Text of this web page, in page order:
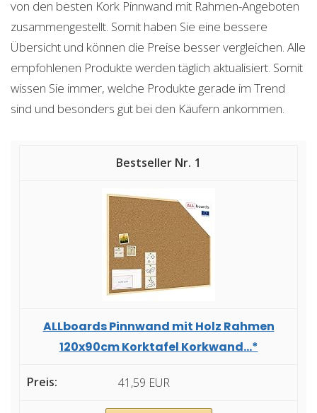
von den besten Kork Pinnwand mit Rahmen-Angeboten
zusammengestellt. Somit haben Sie eine bessere
Übersicht und können die Preise besser vergleichen. Alle
empfohlenen Produkte werden täglich aktualisiert. Somit
wissen Sie immer, welche Produkte gerade im Trend
sind und besonders gut bei den Käufern ankommen.
1
ALLboards Pinnwand mit Holz Rahmen
120x90cm Korktafel Korkwand...*
41,59 EUR